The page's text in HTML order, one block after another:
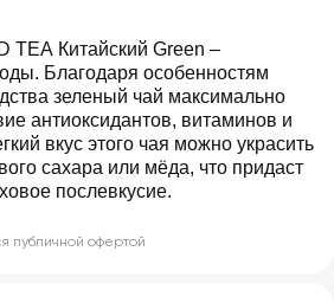
TEA Китайский Green –
Благодаря особенностям
зеленый чай максимально
антиоксидантов, витаминов и
вкус этого чая можно украсить
сахара или мёдa, что придаст
послевкусие.
публичной офертой